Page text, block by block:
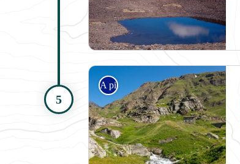
A pied